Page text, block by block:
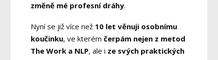
změně mé profesní dráhy.
Nyní se již více než 10 let věnuji osobnímu
koučinku, ve kterém čerpám nejen z metod
The Work a NLP, ale i ze svých praktických